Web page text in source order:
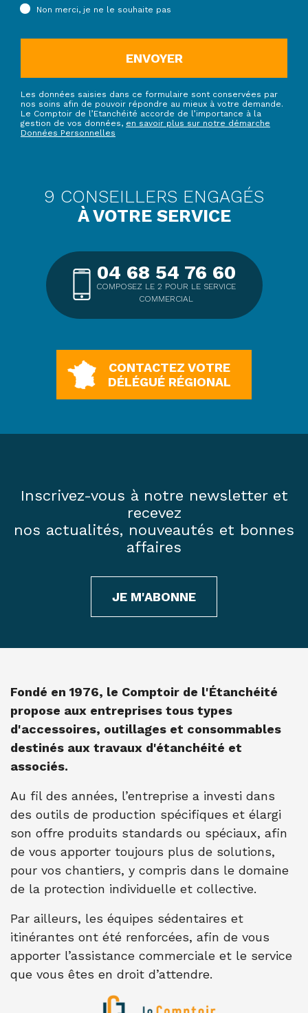
Non merci, je ne le souhaite pas
ENVOYER
Les données saisies dans ce formulaire sont conservées par
nos soins afin de pouvoir répondre au mieux à votre demande.
Le Comptoir de l’Etanchéité accorde de l’importance à la
gestion de vos données, en savoir plus sur notre démarche
Données Personnelles
9 CONSEILLERS ENGAGÉS
À VOTRE SERVICE
04 68 54 76 60
COMPOSEZ LE 2 POUR LE SERVICE
COMMERCIAL
CONTACTEZ VOTRE
DÉLÉGUÉ RÉGIONAL
Inscrivez-vous à notre newsletter et
recevez
nos actualités, nouveautés et bonnes
affaires
JE M'ABONNE
Fondé en 1976, le Comptoir de l'Étanchéité
propose aux entreprises tous types
d'accessoires, outillages et consommables
destinés aux travaux d'étanchéité et
associés.
Au fil des années, l’entreprise a investi dans
des outils de production spécifiques et élargi
son offre produits standards ou spéciaux, afin
de vous apporter toujours plus de solutions,
pour vos chantiers, y compris dans le domaine
de la protection individuelle et collective.
Par ailleurs, les équipes sédentaires et
itinérantes ont été renforcées, afin de vous
apporter l’assistance commerciale et le service
que vous êtes en droit d’attendre.